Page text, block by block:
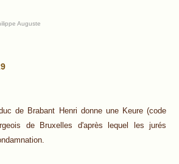
Auguste
de Brabant Henri donne une Keure (code
de Bruxelles d'après lequel les jurés